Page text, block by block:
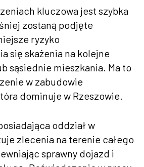
kluczowa jest szybka
zostaną podjęte
ryzyko
się skażenia na kolejne
sąsiednie mieszkania. Ma to
w zabudowie
dominuje w Rzeszowie.
oddział w
zlecenia na terenie całego
sprawny dojazd i